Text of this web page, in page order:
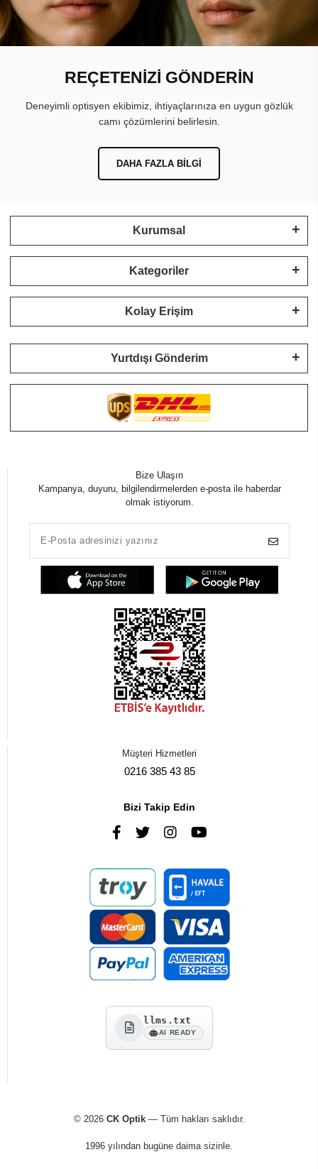
REÇETENİZİ GÖNDERİN
Deneyimli optisyen ekibimiz, ihtiyaçlarınıza en uygun gözlük
camı çözümlerini belirlesin.
DAHA FAZLA BILGI
Kurumsal
Kategoriler
Kolay Erişim
Yurtdışı Gönderim
Bize Ulaşın
Kampanya, duyuru, bilgilendirmelerden e-posta ile haberdar
olmak istiyorum.
Müşteri Hizmetleri
0216 385 43 85
Bizi Takip Edin
llms.txt
AI READY
© 2026 CK Optik— Tüm hakları saklıdır.
1996 yılından bugüne daima sizinle.